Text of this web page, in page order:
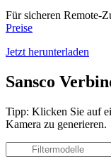
Für sicheren Remote-
Preise
Jetzt herunterladen
Sansco
Tipp: Klicken Sie auf
Kamera zu generieren.